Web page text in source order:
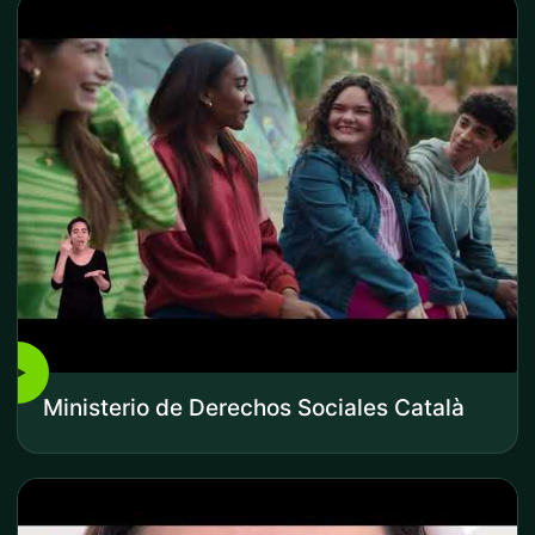
▶
Ministerio de Derechos Sociales Català